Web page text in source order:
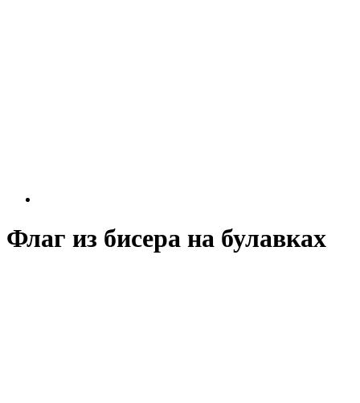
Флаг из бисера на булавках